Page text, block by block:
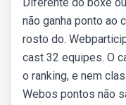
não ganha ponto ao
rosto do.
cast 32 equipes. O
o ranking, e nem
Webos pontos não